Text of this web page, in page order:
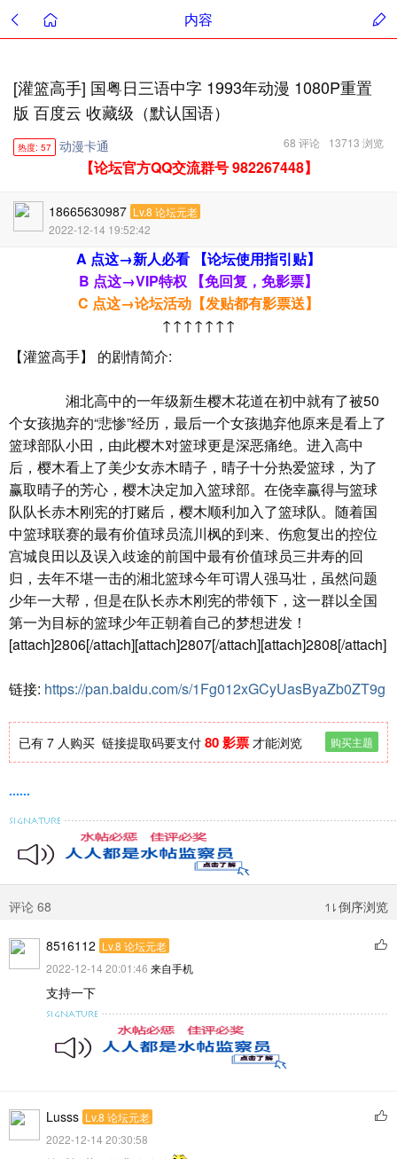
内容
[灌篮高手] 国粤日三语中字 1993年动漫 1080P重置
版 百度云 收藏级（默认国语）
热度: 57 动漫卡通 13713 浏览
68 评论
【论坛官方QQ交流群号 982267448】
18665630987 Lv.8 论坛元老
2022-12-14 19:52:42
A 点这→新人必看 【论坛使用指引贴】
B 点这→VIP特权 【免回复，免影票】
C 点这→论坛活动【发贴都有影票送】
↑↑↑↑↑↑↑
【灌篮高手】 的剧情简介:
湘北高中的一年级新生樱木花道在初中就有了被50
个女孩抛弃的“悲惨”经历，最后一个女孩抛弃他原来是看上了
篮球部队小田，由此樱木对篮球更是深恶痛绝。进入高中
后，樱木看上了美少女赤木晴子，晴子十分热爱篮球，为了
赢取晴子的芳心，樱木决定加入篮球部。在侥幸赢得与篮球
队队长赤木刚宪的打赌后，樱木顺利加入了篮球队。随着国
中篮球联赛的最有价值球员流川枫的到来、伤愈复出的控位
宫城良田以及误入歧途的前国中最有价值球员三井寿的回
归，去年不堪一击的湘北篮球今年可谓人强马壮，虽然问题
少年一大帮，但是在队长赤木刚宪的带领下，这一群以全国
第一为目标的篮球少年正朝着自己的梦想进发！
[attach]2806[/attach][attach]2807[/attach][attach]2808[/attach]
链接: https://pan.baidu.com/s/1Fg012xGCyUasByaZb0ZT9g
购买主题
已有 7 人购买 链接提取码要支付 80 影票 才能浏览
......
评论 68 倒序浏览
8516112 Lv.8 论坛元老
2022-12-14 20:01:46 来自手机
支持一下
Lusss Lv.8 论坛元老
2022-12-14 20:30:58